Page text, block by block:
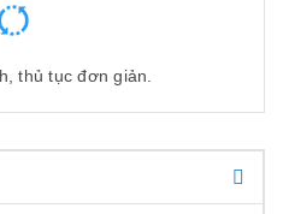
thủ tục đơn giản.